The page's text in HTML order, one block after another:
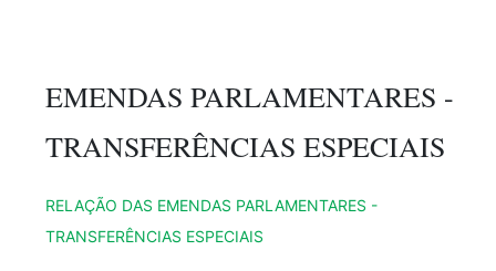
EMENDAS PARLAMENTARES -
TRANSFERÊNCIAS ESPECIAIS
RELAÇÃO DAS EMENDAS PARLAMENTARES -
TRANSFERÊNCIAS ESPECIAIS